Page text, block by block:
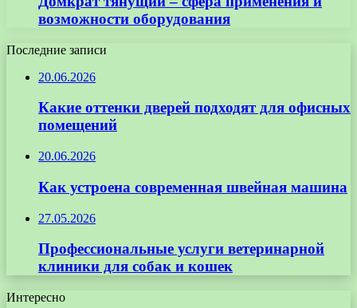
возможности оборудования
Последние записи
20.06.2026
Какие оттенки дверей подходят для офисных
помещений
20.06.2026
Как устроена современная швейная машина
27.05.2026
Профессиональные услуги ветеринарной
клиники для собак и кошек
Интересно